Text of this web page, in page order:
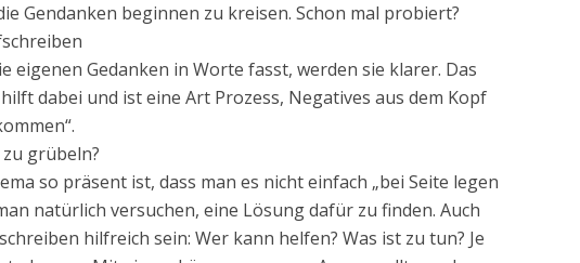
Gendanken beginnen zu kreisen. Schon mal probiert?
eigenen Gedanken in Worte fasst, werden sie klarer. Das
dabei und ist eine Art Prozess, Negatives aus dem Kopf
grübeln?
so präsent ist, dass man es nicht einfach „bei Seite legen
natürlich versuchen, eine Lösung dafür zu finden. Auch
hilfreich sein: Wer kann helfen? Was ist zu tun? Je